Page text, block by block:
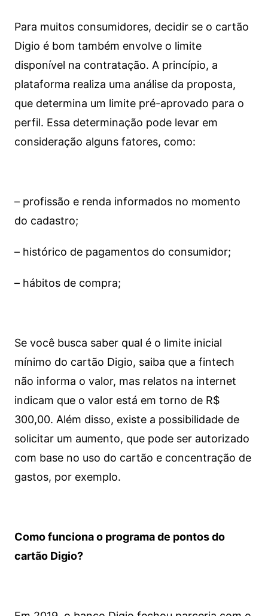
Para muitos consumidores, decidir se o cartão
Digio é bom também envolve o limite
disponível na contratação. A princípio, a
plataforma realiza uma análise da proposta,
que determina um limite pré-aprovado para o
perfil. Essa determinação pode levar em
consideração alguns fatores, como:
– profissão e renda informados no momento
do cadastro;
– histórico de pagamentos do consumidor;
– hábitos de compra;
Se você busca saber qual é o limite inicial
mínimo do cartão Digio, saiba que a fintech
não informa o valor, mas relatos na internet
indicam que o valor está em torno de R$
300,00. Além disso, existe a possibilidade de
solicitar um aumento, que pode ser autorizado
com base no uso do cartão e concentração de
gastos, por exemplo.
Como funciona o programa de pontos do
cartão Digio?